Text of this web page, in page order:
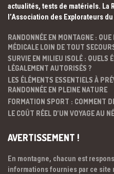
actualités, tests de matériels. La
l’Association des Explorateurs
RANDONNÉE EN MONTAGNE : QUE
MÉDICALE LOIN DE TOUT
SURVIE EN MILIEU ISOLÉ : QUELS
LÉGALEMENT AUTORISÉS ?
LES ÉLÉMENTS ESSENTIELS À
RANDONNÉE EN PLEINE NATURE
FORMATION SPORT : COMMENT
LE COÛT RÉEL D’UN VOYAGE AU
AVERTISSEMENT !
En montagne, chacun est
informations fournies par ce site